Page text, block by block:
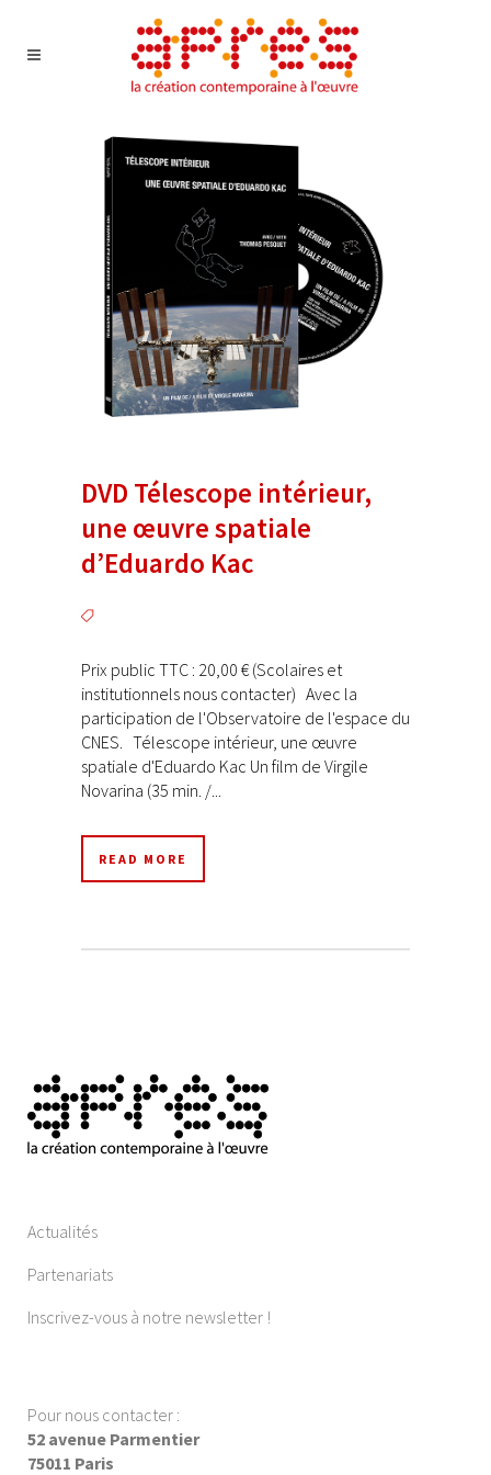
DVD Télescope intérieur,
une œuvre spatiale
d’Eduardo Kac
Prix public TTC : 20,00 € (Scolaires et
institutionnels nous contacter) Avec la
participation de l'Observatoire de l'espace du
CNES. Télescope intérieur, une œuvre
spatiale d'Eduardo Kac Un film de Virgile
Novarina (35 min. /...
READ MORE
Actualités
Partenariats
Inscrivez-vous à notre newsletter !
Pour nous contacter :
52 avenue Parmentier
75011 Paris